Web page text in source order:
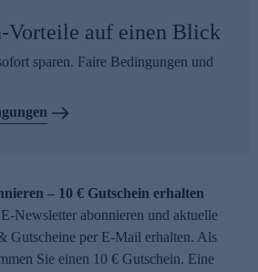
Vorteile auf einen Blick
sparen. Faire Bedingungen und
– 10 € Gutschein erhalten
Newsletter abonnieren und aktuelle
Gutscheine per E-Mail erhalten. Als
Sie einen 10 € Gutschein. Eine